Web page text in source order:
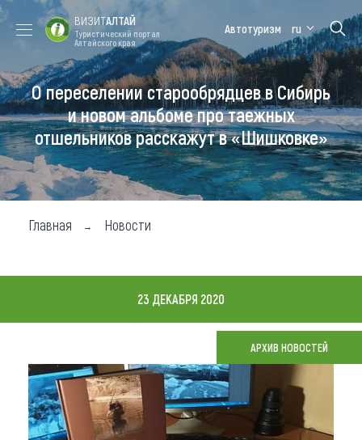
Форум VISIT
ALTAI
Цветение
маральника
Медицинский
форум
Алтайская
зимовка
Туры
Где побывать
Чем заняться
Карта
Что привезти (сувениры)
О регионе
ВИЗИТАЛТАЙ
Туристический портал
Алтайского края
Автотуризм ru
О переселении старообрядцев в Сибирь
и новом альбоме про таежных
отшельников расскажут в «Шишковке»
Главная Новости
23 ДЕКАБРЯ 2020
АРХИВ НОВОСТЕЙ